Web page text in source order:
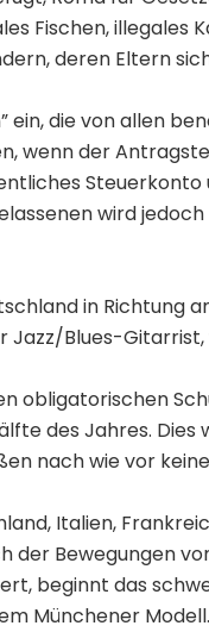
Fischen, illegales
deren Eltern
ein, die von allen
wenn der
Steuerkonto
wird
in Richtung
Blues-Gitarrist,
obligatorischen
des Jahres.
nach wie vor
Italien,
der Bewegungen
beginnt das
Münchener